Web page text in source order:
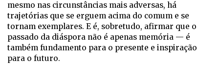
mesmo nas circunstâncias mais adversas, há
trajetórias que se erguem acima do comum e se
tornam exemplares. E é, sobretudo, afirmar que o
passado da diáspora não é apenas memória — é
também fundamento para o presente e inspiração
para o futuro.